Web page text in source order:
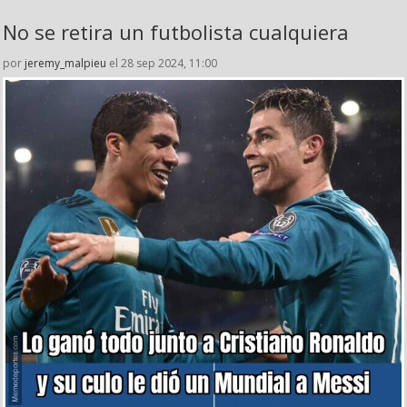
No se retira un futbolista cualquiera
por jeremy_malpieu el 28 sep 2024, 11:00